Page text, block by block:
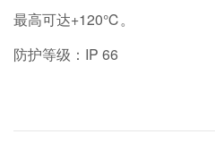
最高可达+120℃。
防护等级：IP 66